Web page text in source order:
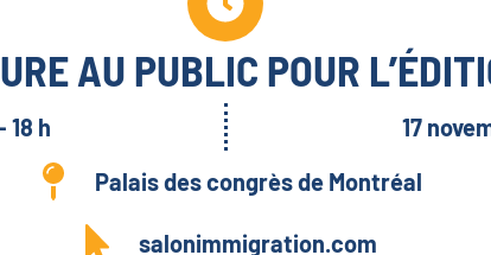
AU PUBLIC POUR
18 h
17
Palais des congrès de Montréal
salonimmigration.com